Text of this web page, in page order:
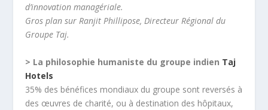
d’innovation managériale.
Gros plan sur Ranjit Phillipose, Directeur Régional du
Groupe Taj.
> La philosophie humaniste du groupe indien Taj
Hotels
35% des bénéfices mondiaux du groupe sont reversés à
des œuvres de charité, ou à destination des hôpitaux,